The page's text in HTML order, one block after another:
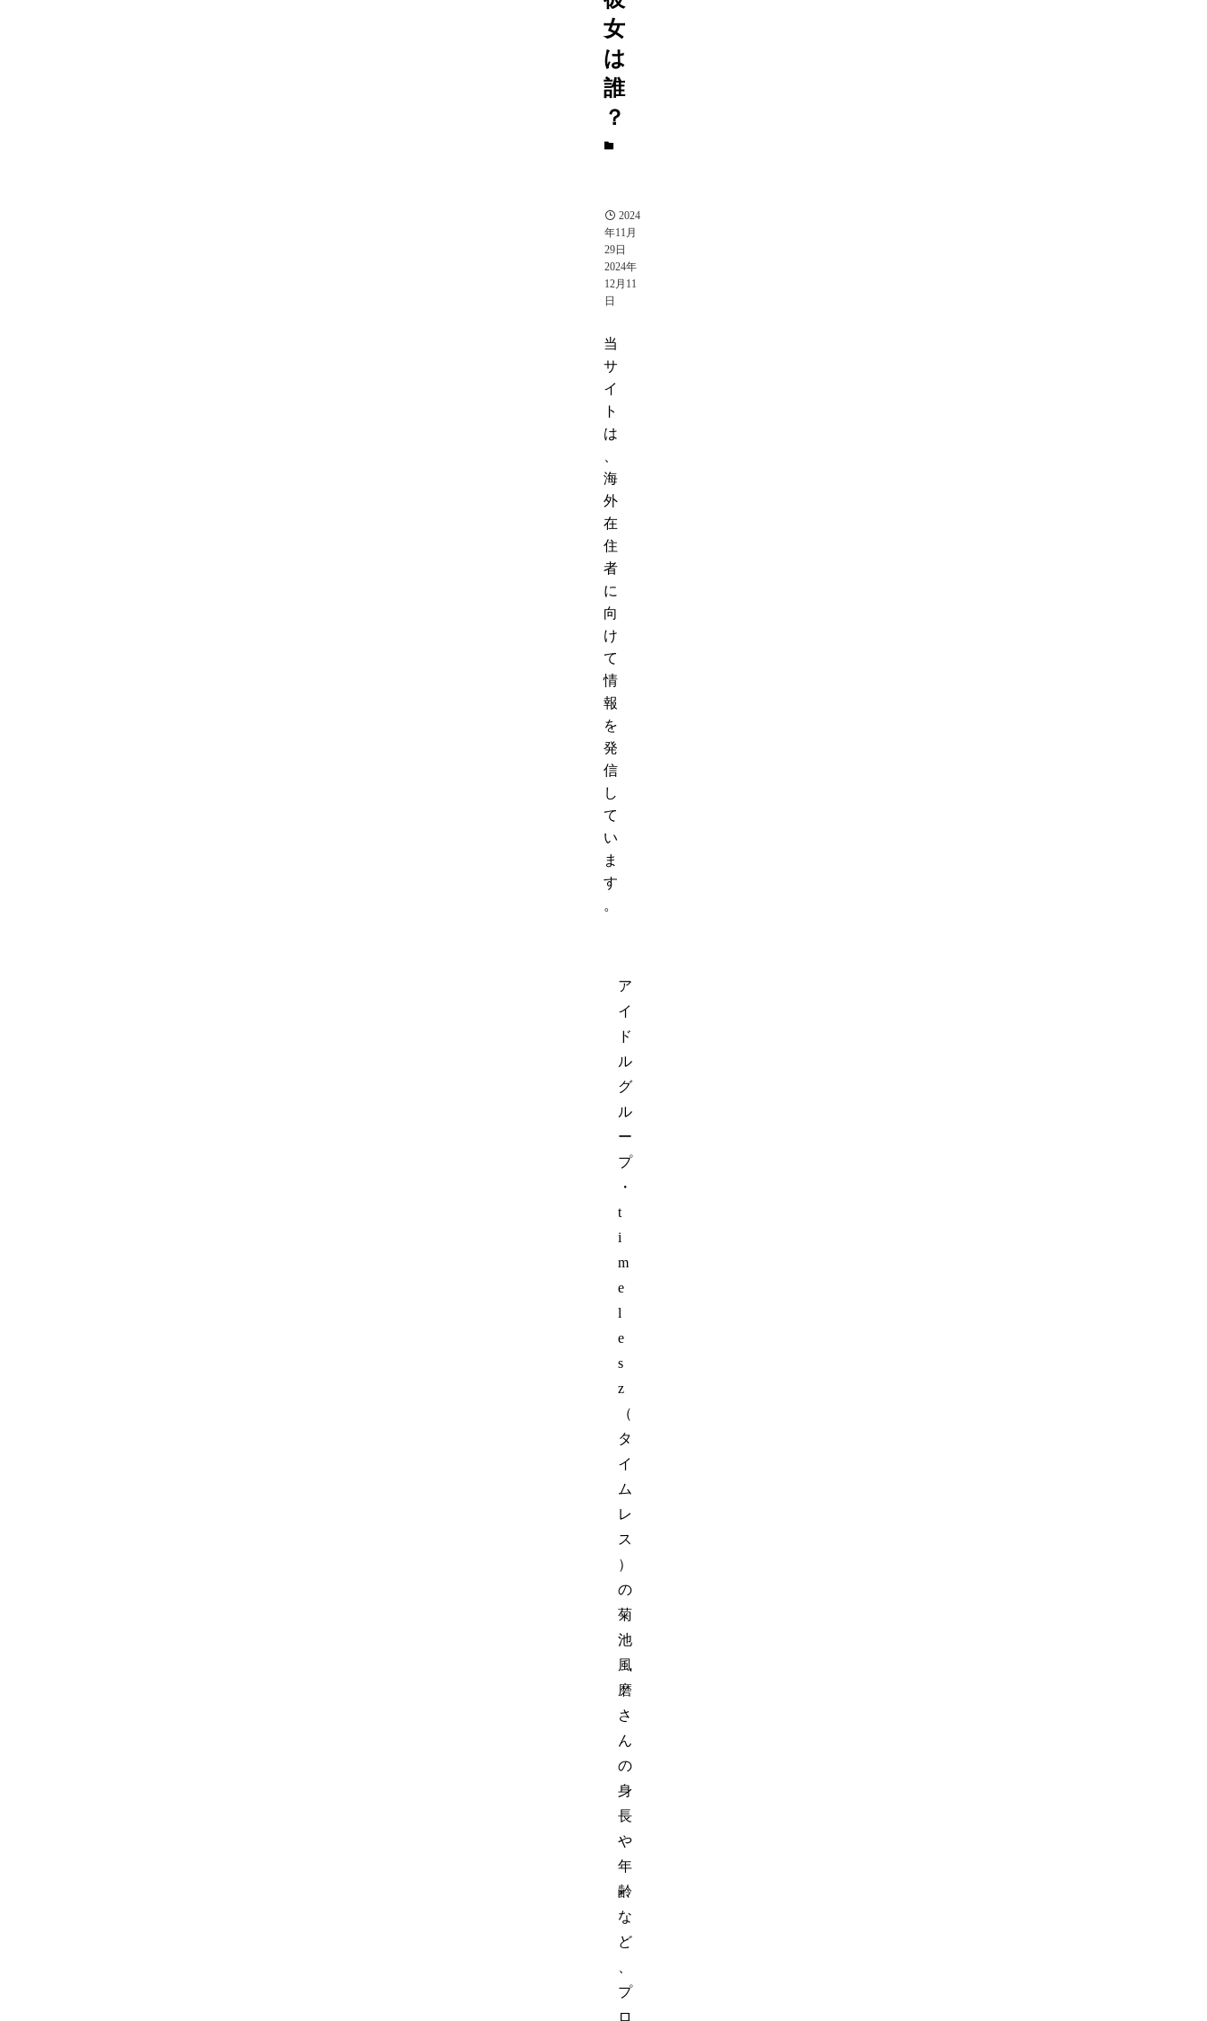
女
は
誰
？
2024
年11月
29日
2024年
12月11
日
当
サ
イ
ト
は
海
外
在
住
者
に
向
け
て
情
報
を
発
信
し
て
い
ま
す
。
ア
イ
ド
ル
グ
ル
ー
プ
・
t
i
m
e
l
e
s
z
（
タ
イ
ム
レ
ス
）
の
菊
池
風
磨
さ
ん
の
身
長
や
年
齢
な
ど
プ
ロ